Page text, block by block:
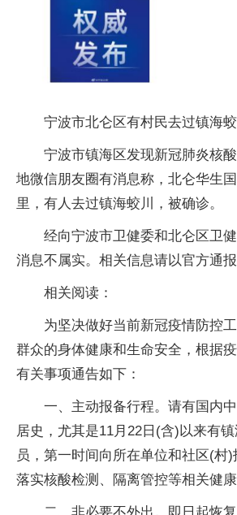
宁波市北仑区有村民去过镇海
宁波市镇海区发现新冠肺炎核
地微信朋友圈有消息称，北仑华生
里，有人去过镇海蛟川，被确诊。
经向宁波市卫健委和北仑区卫
消息不属实。相关信息请以官方通报
相关阅读：
为坚决做好当前新冠疫情防控
群众的身体健康和生命安全，根据
有关事项通告如下：
一、主动报备行程。请有国内
居史，尤其是11月22日(含)以来有
员，第一时间向所在单位和社区(村
落实核酸检测、隔离管控等相关健康